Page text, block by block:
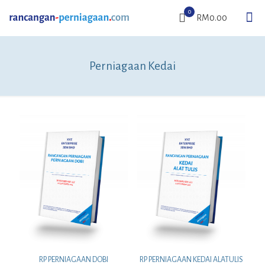
0
RM0.00
Perniagaan Kedai
RP PERNIAGAAN DOBI RP PERNIAGAAN KEDAI ALATULIS